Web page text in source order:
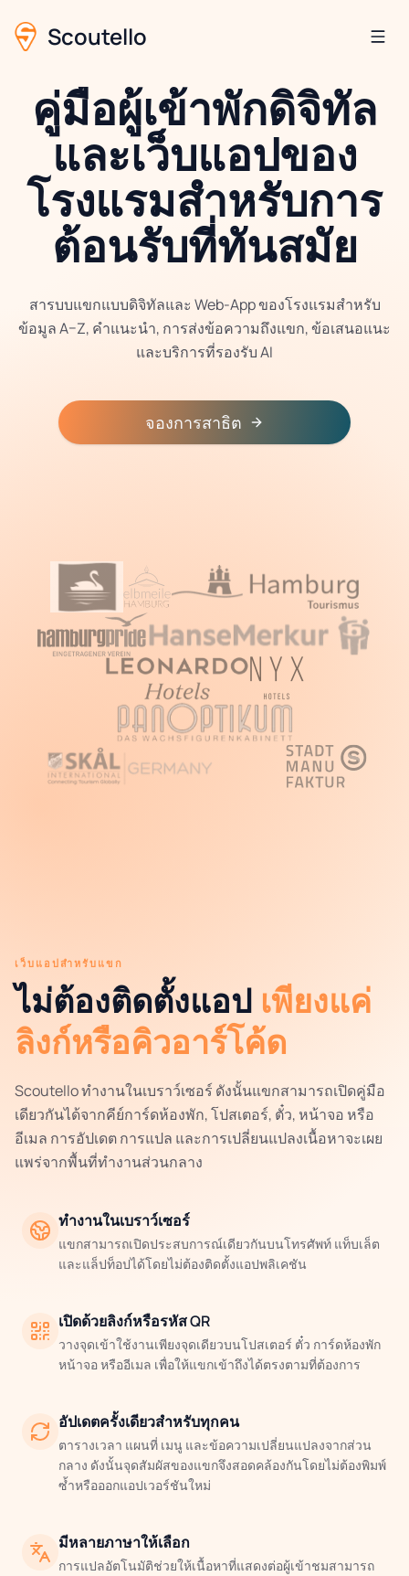
Scoutello
คู่มือผู้เข้าพักดิจิทัล
และเว็บแอปของ
โรงแรมสำหรับการ
ต้อนรับที่ทันสมัย
สารบบแขกแบบดิจิทัลและ Web-App ของโรงแรมสำหรับ
ข้อมูล A–Z, คำแนะนำ, การส่งข้อความถึงแขก, ข้อเสนอแนะ
และบริการที่รองรับ AI
จองการสาธิต
เว็บแอปสำหรับแขก
ไม่ต้องติดตั้งแอป เพียงแค่
ลิงก์หรือคิวอาร์โค้ด
Scoutello ทำงานในเบราว์เซอร์ ดังนั้นแขกสามารถเปิดคู่มือ
เดียวกันได้จากคีย์การ์ดห้องพัก, โปสเตอร์, ตั๋ว, หน้าจอ หรือ
อีเมล การอัปเดต การแปล และการเปลี่ยนแปลงเนื้อหาจะเผย
แพร่จากพื้นที่ทำงานส่วนกลาง
ทำงานในเบราว์เซอร์
แขกสามารถเปิดประสบการณ์เดียวกันบนโทรศัพท์ แท็บเล็ต
และแล็ปท็อปได้โดยไม่ต้องติดตั้งแอปพลิเคชัน
เปิดด้วยลิงก์หรือรหัส QR
วางจุดเข้าใช้งานเพียงจุดเดียวบนโปสเตอร์ ตั๋ว การ์ดห้องพัก
หน้าจอ หรืออีเมล เพื่อให้แขกเข้าถึงได้ตรงตามที่ต้องการ
อัปเดตครั้งเดียวสำหรับทุกคน
ตารางเวลา แผนที่ เมนู และข้อความเปลี่ยนแปลงจากส่วน
กลาง ดังนั้นจุดสัมผัสของแขกจึงสอดคล้องกันโดยไม่ต้องพิมพ์
ซ้ำหรือออกแอปเวอร์ชันใหม่
มีหลายภาษาให้เลือก
การแปลอัตโนมัติช่วยให้เนื้อหาที่แสดงต่อผู้เข้าชมสามารถ